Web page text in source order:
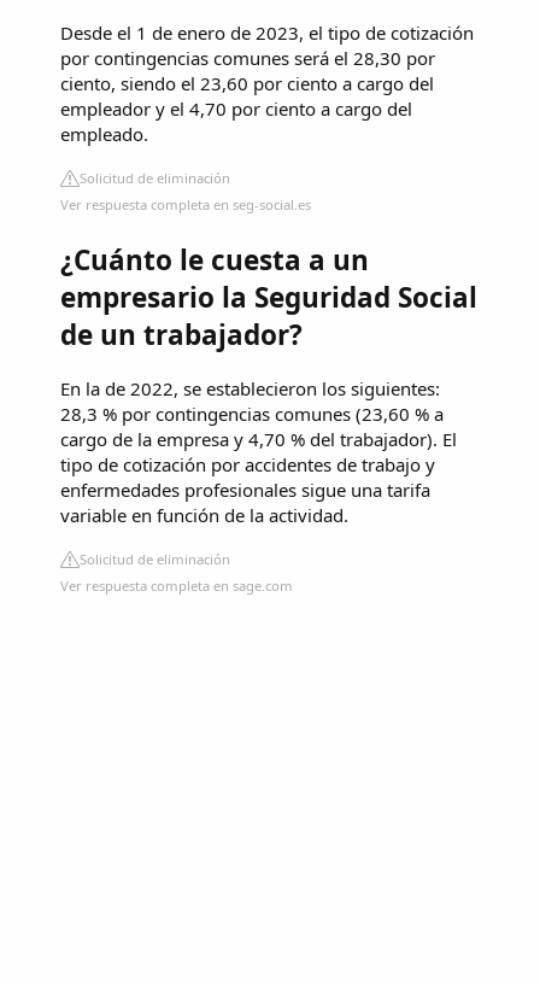
Desde el 1 de enero de 2023, el tipo de cotización
por contingencias comunes será el 28,30 por
ciento, siendo el 23,60 por ciento a cargo del
empleador y el 4,70 por ciento a cargo del
empleado.
Solicitud de eliminación
Ver respuesta completa en seg-social.es
¿Cuánto le cuesta a un
empresario la Seguridad Social
de un trabajador?
En la de 2022, se establecieron los siguientes:
28,3 % por contingencias comunes (23,60 % a
cargo de la empresa y 4,70 % del trabajador). El
tipo de cotización por accidentes de trabajo y
enfermedades profesionales sigue una tarifa
variable en función de la actividad.
Solicitud de eliminación
Ver respuesta completa en sage.com